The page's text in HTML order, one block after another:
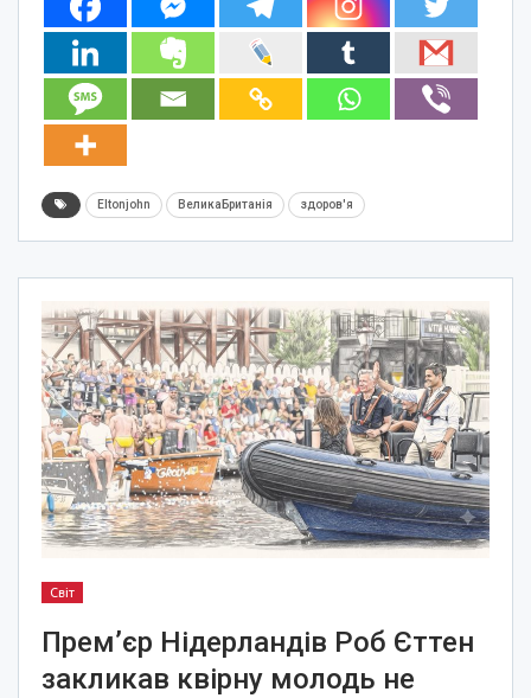
Eltonjohn ВеликаБританія здоров'я
Світ
Прем’єр Нідерландів Роб Єттен
закликав квірну молодь не